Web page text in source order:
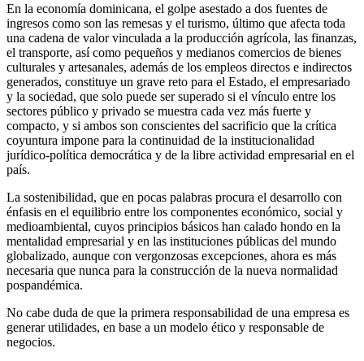
En la economía dominicana, el golpe asestado a dos fuentes de
ingresos como son las remesas y el turismo, último que afecta toda
una cadena de valor vinculada a la producción agrícola, las finanzas,
el transporte, así como pequeños y medianos comercios de bienes
culturales y artesanales, además de los empleos directos e indirectos
generados, constituye un grave reto para el Estado, el empresariado
y la sociedad, que solo puede ser superado si el vínculo entre los
sectores público y privado se muestra cada vez más fuerte y
compacto, y si ambos son conscientes del sacrificio que la crítica
coyuntura impone para la continuidad de la institucionalidad
jurídico-política democrática y de la libre actividad empresarial en el
país.
La sostenibilidad, que en pocas palabras procura el desarrollo con
énfasis en el equilibrio entre los componentes económico, social y
medioambiental, cuyos principios básicos han calado hondo en la
mentalidad empresarial y en las instituciones públicas del mundo
globalizado, aunque con vergonzosas excepciones, ahora es más
necesaria que nunca para la construcción de la nueva normalidad
pospandémica.
No cabe duda de que la primera responsabilidad de una empresa es
generar utilidades, en base a un modelo ético y responsable de
negocios.